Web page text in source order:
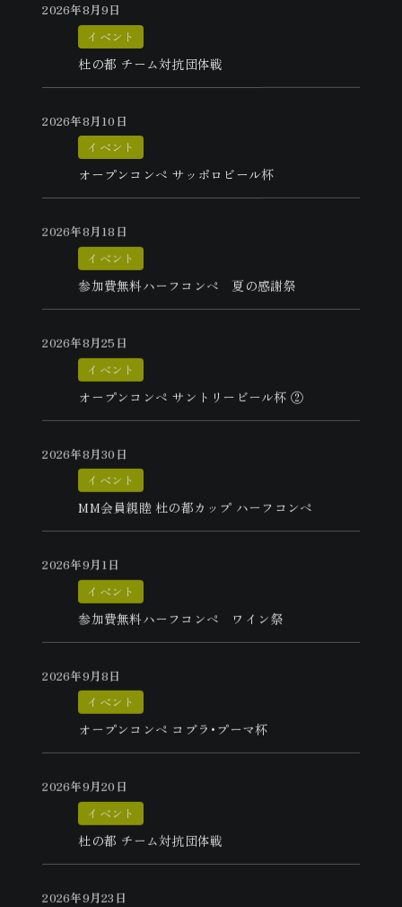
2026年8月9日
イベント
杜の都 チーム対抗団体戦
2026年8月10日
イベント
オープンコンペ サッポロビール杯
2026年8月18日
イベント
参加費無料ハーフコンペ 夏の感謝祭
2026年8月25日
イベント
オープンコンペ サントリービール杯 ②
2026年8月30日
イベント
MM会員親睦 杜の都カップ ハーフコンペ
2026年9月1日
イベント
参加費無料ハーフコンペ ワイン祭
2026年9月8日
イベント
オープンコンペ コブラ･プーマ杯
2026年9月20日
イベント
杜の都 チーム対抗団体戦
2026年9月23日